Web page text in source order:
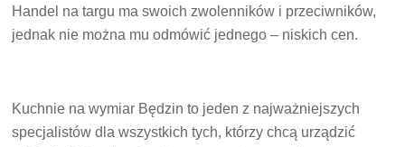
Handel na targu ma swoich zwolenników i przeciwników,
jednak nie można mu odmówić jednego – niskich cen.
Kuchnie na wymiar Będzin to jeden z najważniejszych
specjalistów dla wszystkich tych, którzy chcą urządzić